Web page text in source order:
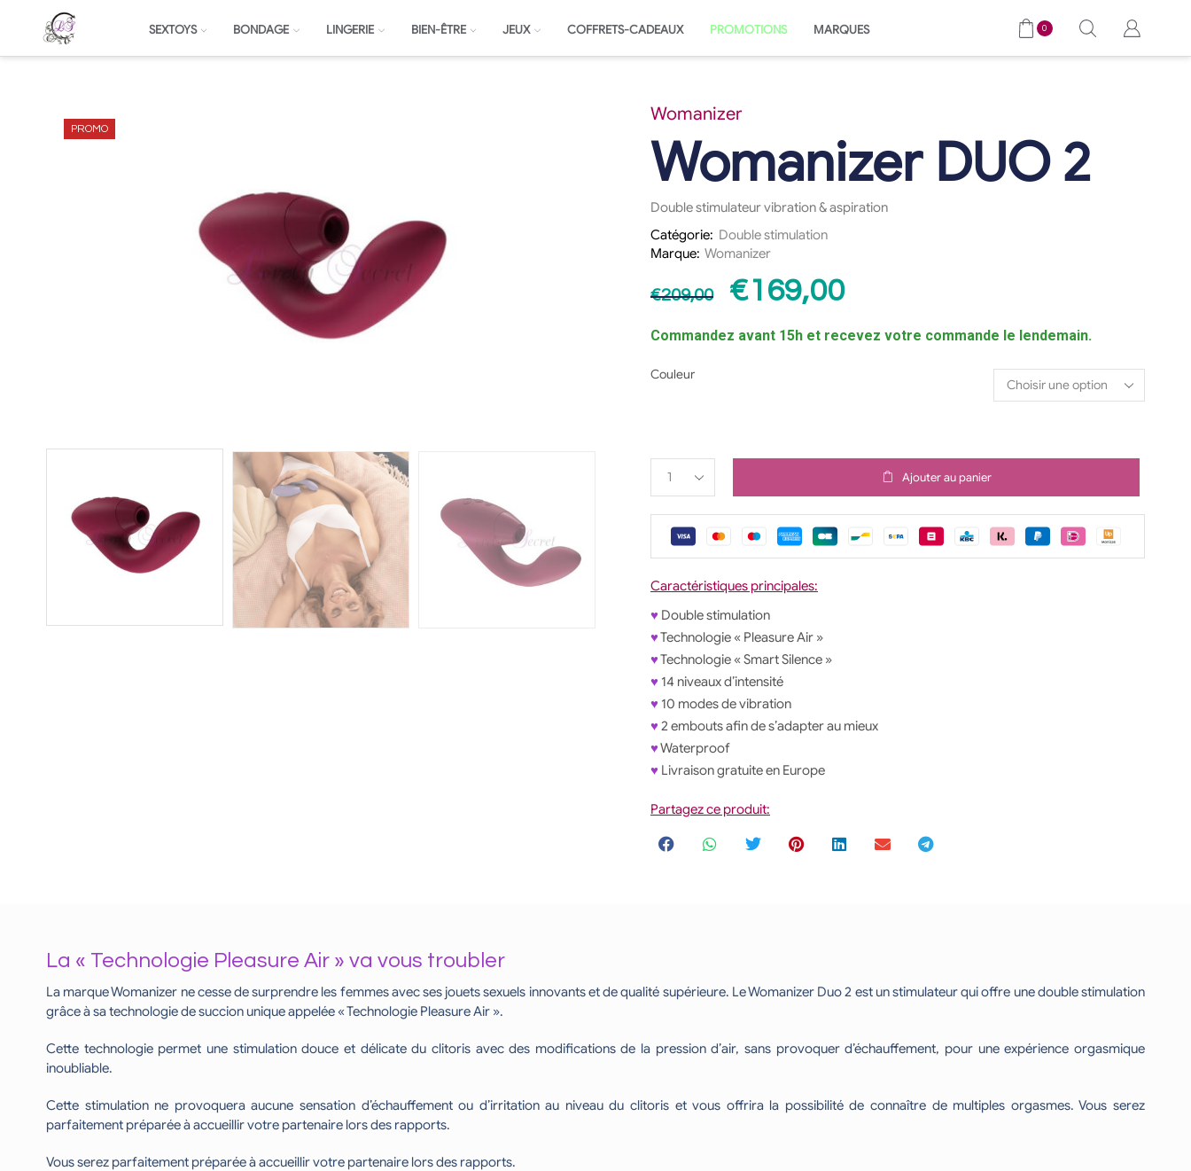
SEXTOYS BONDAGE LINGERIE BIEN-ÊTRE JEUX COFFRETS-CADEAUX PROMOTIONS MARQUES 0
PROMO
Womanizer
Womanizer DUO 2
Double stimulateur vibration & aspiration
Catégorie: Double stimulation
Marque: Womanizer
€209,00 €169,00
Commandez avant 15h et recevez votre commande le lendemain.
Couleur
Ajouter au panier
Caractéristiques principales:
♥ Double stimulation
♥Technologie « Pleasure Air »
♥Technologie « Smart Silence »
♥ 14 niveaux d’intensité
♥ 10 modes de vibration
♥ 2 embouts afin de s’adapter au mieux
♥Waterproof
♥ Livraison gratuite en Europe
Partagez ce produit:
La « Technologie Pleasure Air » va vous troubler
La marque Womanizer ne cesse de surprendre les femmes avec ses jouets sexuels innovants et de qualité supérieure. Le Womanizer Duo 2 est un stimulateur qui offre une double stimulation
grâce à sa technologie de succion unique appelée « Technologie Pleasure Air ».
Cette technologie permet une stimulation douce et délicate du clitoris avec des modifications de la pression d’air, sans provoquer d’échauffement, pour une expérience orgasmique
inoubliable.
Cette stimulation ne provoquera aucune sensation d’échauffement ou d’irritation au niveau du clitoris et vous offrira la possibilité de connaître de multiples orgasmes. Vous serez
parfaitement préparée à accueillir votre partenaire lors des rapports.
Vous serez parfaitement préparée à accueillir votre partenaire lors des rapports.